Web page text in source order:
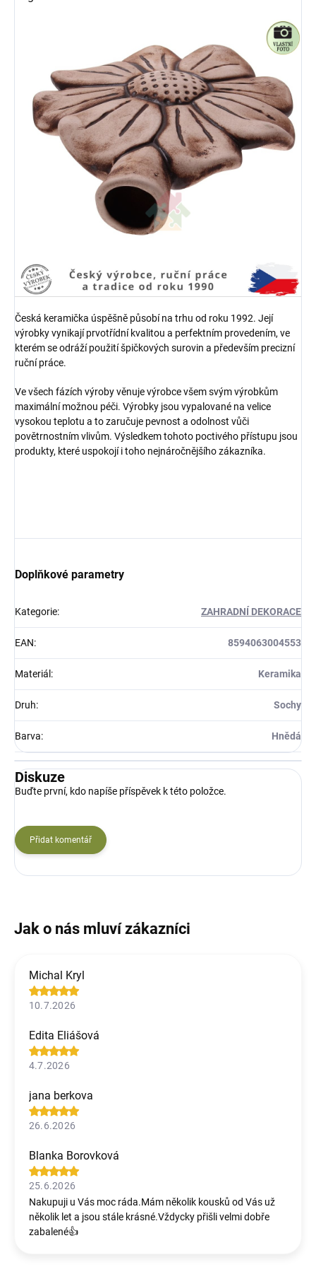
Česká keramička úspěšně působí na trhu od roku 1992. Její
výrobky vynikají prvotřídní kvalitou a perfektním provedením, ve
kterém se odráží použití špičkových surovin a především precizní
ruční práce.
Ve všech fázích výroby věnuje výrobce všem svým výrobkům
maximální možnou péči. Výrobky jsou vypalované na velice
vysokou teplotu a to zaručuje pevnost a odolnost vůči
povětrnostním vlivům. Výsledkem tohoto poctivého přístupu jsou
produkty, které uspokojí i toho nejnáročnějšího zákazníka.
Doplňkové parametry
Kategorie: ZAHRADNÍ DEKORACE
EAN: 8594063004553
Materiál : Keramika
Druh: Sochy
Barva: Hnědá
Diskuze
Buďte první, kdo napíše příspěvek k této položce.
Přidat komentář
Michal Kryl
10.7.2026
Edita Eliášová
4.7.2026
jana berkova
26.6.2026
Blanka Borovková
25.6.2026
Nakupuji u Vás moc ráda.Mám několik kousků od Vás už
několik let a jsou stále krásné.Vždycky přišli velmi dobře
zabalené👍